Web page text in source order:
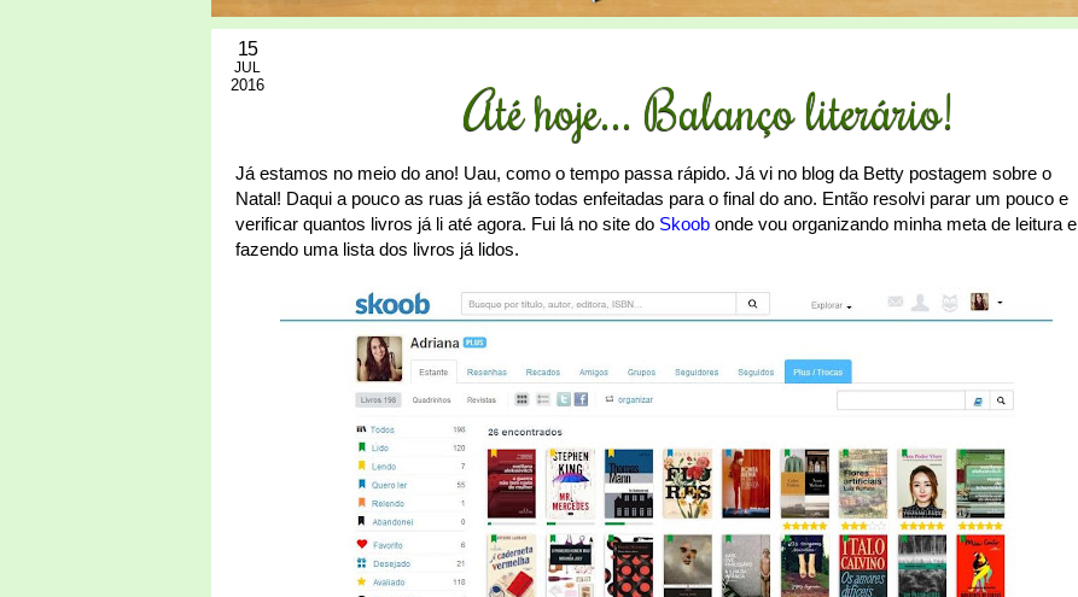
15
JUL
2016 Até hoje... Balanço literário!
Já estamos no meio do ano! Uau, como o tempo passa rápido. Já vi no blog da Betty postagem sobre o
Natal! Daqui a pouco as ruas já estão todas enfeitadas para o final do ano. Então resolvi parar um pouco e
verificar quantos livros já li até agora. Fui lá no site do Skoob onde vou organizando minha meta de leitura e
fazendo uma lista dos livros já lidos.